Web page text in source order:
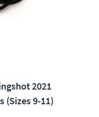
2021
(Sizes 9-11)